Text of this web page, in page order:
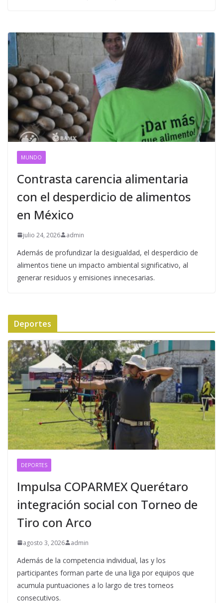
MUNDO
Contrasta carencia alimentaria
con el desperdicio de alimentos
en México
julio 24, 2026 admin
Además de profundizar la desigualdad, el desperdicio de
alimentos tiene un impacto ambiental significativo, al
generar residuos y emisiones innecesarias.
Deportes
DEPORTES
Impulsa COPARMEX Querétaro
integración social con Torneo de
Tiro con Arco
agosto 3, 2026 admin
Además de la competencia individual, las y los
participantes forman parte de una liga por equipos que
acumula puntuaciones a lo largo de tres torneos
consecutivos.